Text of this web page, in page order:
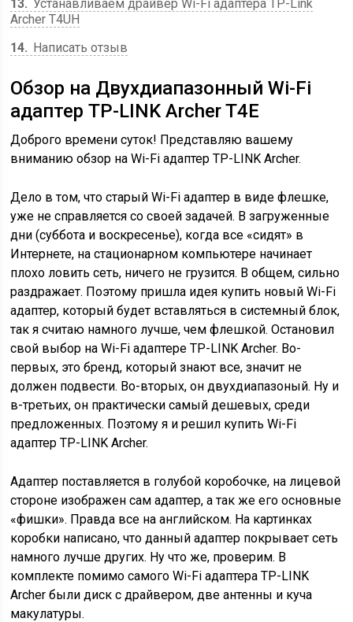
13 Устанавливаем драйвер Wi-Fi адаптера TP-Link
Archer T4UH
14
Написать отзыв
Обзор на Двухдиапазонный Wi-Fi
адаптер TP-LINK Archer T4E
Доброго времени суток! Представляю вашему
вниманию обзор на Wi-Fi адаптер TP-LINK Archer.
Дело в том, что старый Wi-Fi адаптер в виде флешке,
уже не справляется со своей задачей. В загруженные
дни (суббота и воскресенье), когда все «сидят» в
Интернете, на стационарном компьютере начинает
плохо ловить сеть, ничего не грузится. В общем, сильно
раздражает. Поэтому пришла идея купить новый Wi-Fi
адаптер, который будет вставляться в системный блок,
так я считаю намного лучше, чем флешкой. Остановил
свой выбор на Wi-Fi адаптере TP-LINK Archer. Во-
первых, это бренд, который знают все, значит не
должен подвести. Во-вторых, он двухдиапазоный. Ну и
в-третьих, он практически самый дешевых, среди
предложенных. Поэтому я и решил купить Wi-Fi
адаптер TP-LINK Archer.
Адаптер поставляется в голубой коробочке, на лицевой
стороне изображен сам адаптер, а так же его основные
«фишки». Правда все на английском. На картинках
коробки написано, что данный адаптер покрывает сеть
намного лучше других. Ну что же, проверим. В
комплекте помимо самого Wi-Fi адаптера TP-LINK
Archer были диск с драйвером, две антенны и куча
макулатуры.